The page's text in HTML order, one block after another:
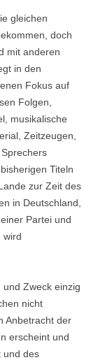
gleichen
doch
mit anderen
in den
Fokus auf
Folgen,
musikalische
Zeitzeugen,
Titeln
zur Zeit des
in Deutschland,
Partei und
wird
und Zweck einzig
nicht
Anbetracht der
erscheint und
und des